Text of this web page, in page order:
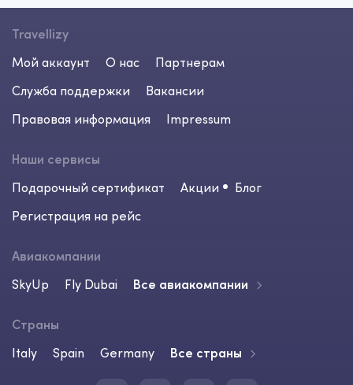
Travellizy
Мой аккаунт
О нас
Партнерам
Служба поддержки
Вакансии
Правовая информация
Impressum
Наши сервисы
Подарочный сертификат
Акции
Блог
Регистрация на рейс
Авиакомпании
SkyUp
Fly Dubai Все авиакомпании
Страны
Italy
Spain Germany Все страны